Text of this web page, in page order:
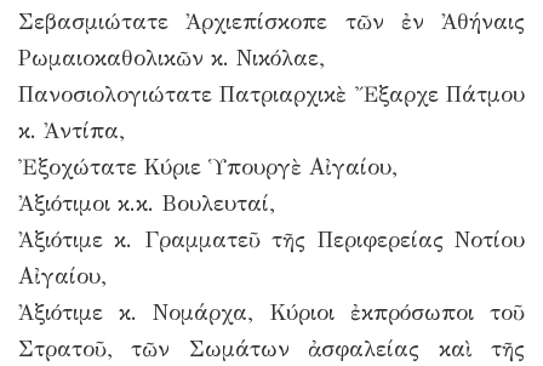
Σεβασμιώτατε Ἀρχιεπίσκοπε τῶν ἐν Ἀθήναις
Ρωμαιοκαθολικῶν κ. Νικόλαε,
Πανοσιολογιώτατε Πατριαρχικὲ Ἔξαρχε Πάτμου
κ. Ἀντίπα,
Ἐξοχώτατε Κύριε Ὑπουργὲ Αἰγαίου,
Ἀξιότιμοι κ.κ. Βουλευταί,
Ἀξιότιμε κ. Γραμματεῦ τῆς Περιφερείας Νοτίου
Αἰγαίου,
Ἀξιότιμε κ. Νομάρχα, Κύριοι ἐκπρόσωποι τοῦ
Στρατοῦ, τῶν Σωμάτων ἀσφαλείας καὶ τῆς